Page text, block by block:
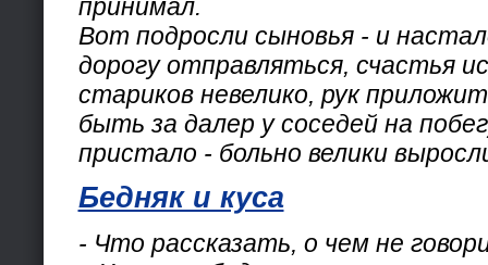
принимал.
Вот подросли сыновья - и
дорогу отправляться, счастья
стариков невелико, рук
быть за далер у соседей на
пристало - больно велики
Бедняк и куса
- Что рассказать, о чем не